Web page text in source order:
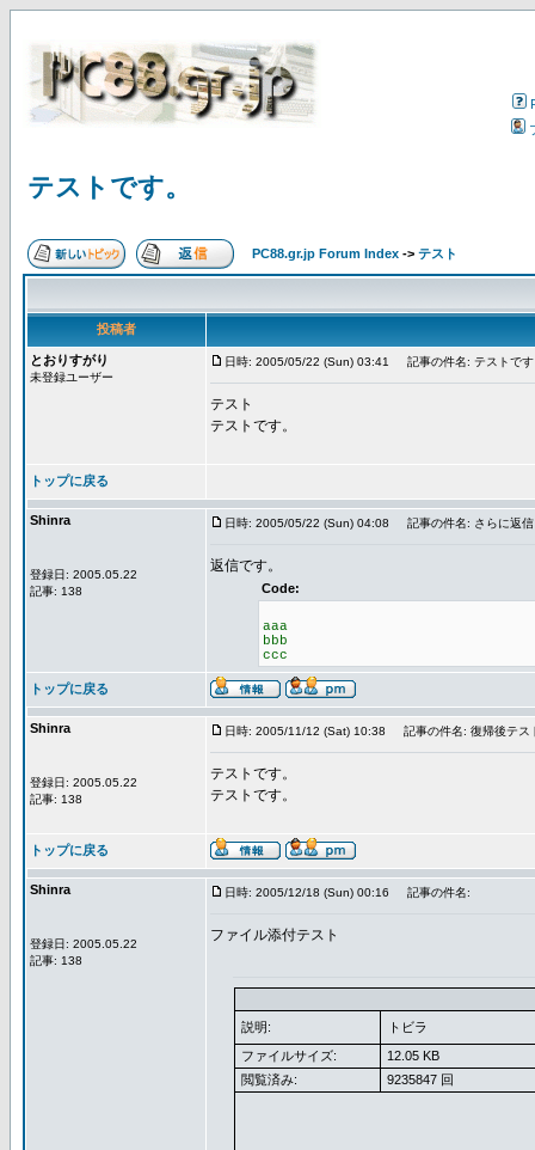
テストです。
PC88.gr.jp Forum Index -> テスト
投稿者
とおりすがり
未登録ユーザー
日時: 2005/05/22 (Sun) 03:41 記事の件名: テストで
テスト
テストです。
トップに戻る
Shinra
登録日: 2005.05.22
記事: 138
日時: 2005/05/22 (Sun) 04:08 記事の件名: さらに返信
返信です。
Code:
aaa
bbb
ccc
トップに戻る
Shinra
登録日: 2005.05.22
記事: 138
日時: 2005/11/12 (Sat) 10:38 記事の件名: 復帰後テス
テストです。
テストです。
トップに戻る
Shinra
登録日: 2005.05.22
記事: 138
日時: 2005/12/18 (Sun) 00:16 記事の件名:
ファイル添付テスト
説明:
トビラ
ファイルサイズ:
12.05 KB
閲覧済み:
9235847 回